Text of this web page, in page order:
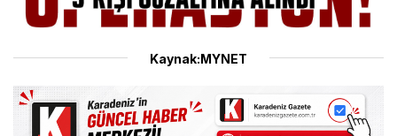
Kaynak:MYNET